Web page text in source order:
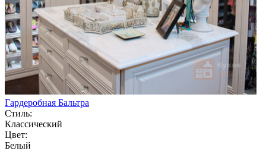
Гардеробная Бальтра
Стиль:
Классический
Цвет:
Белый